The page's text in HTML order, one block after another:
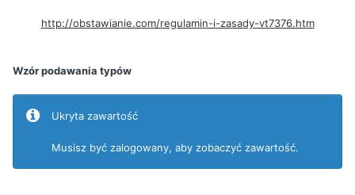
http://obstawianie.com/regulamin-i-zasady-vt7376.htm
Wzór podawania typów
Ukryta zawartość
Musisz być zalogowany, aby zobaczyć zawartość.